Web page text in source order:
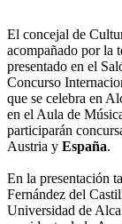
El concejal de
acompañado por la
presentado en el
Concurso
que se celebra en
en el Aula de
participarán
Austria y España.
En la presentación
Fernández del
Universidad de